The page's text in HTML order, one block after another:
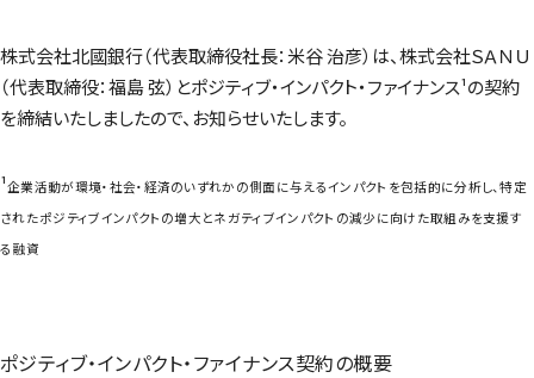
株式会社北國銀行（代表取締役社長：米谷 治彦）は、株式会社ＳＡＮＵ
（代表取締役：福島 弦）とポジティブ・インパクト・ファイナンス¹の契約
を締結いたしましたので、お知らせいたします。
¹企業活動が環境・社会・経済のいずれかの側面に与えるインパクトを包括的に分析し、特定
されたポジティブインパクトの増大とネガティブインパクトの減少に向けた取組みを支援す
る融資
ポジティブ・インパクト・ファイナンス契約の概要